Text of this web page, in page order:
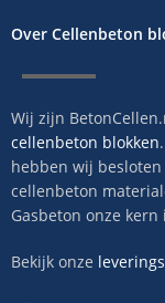
Over Cellenbeton
Wij zijn
cellenbeton blokken
hebben wij
cellenbeton
Gasbeton onze kern
Bekijk onze